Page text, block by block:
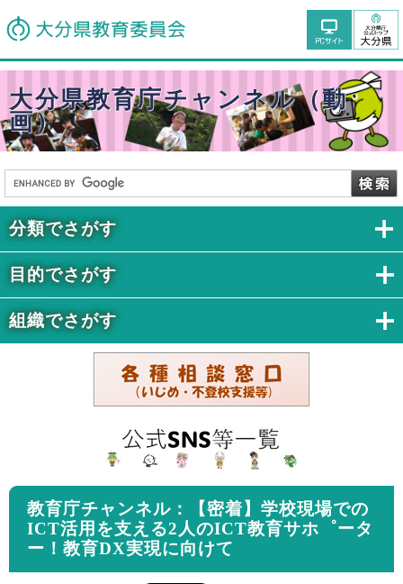
大分県教育庁チャンネル（動
画）
教育庁チャンネル：【密着】学校現場での
ICT活用を支える2人のICT教育サホ゜ータ
ー！教育DX実現に向けて
分類でさがす
目的でさがす
組織でさがす